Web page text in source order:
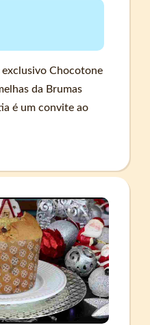
Chocotone
da Brumas
é um convite ao